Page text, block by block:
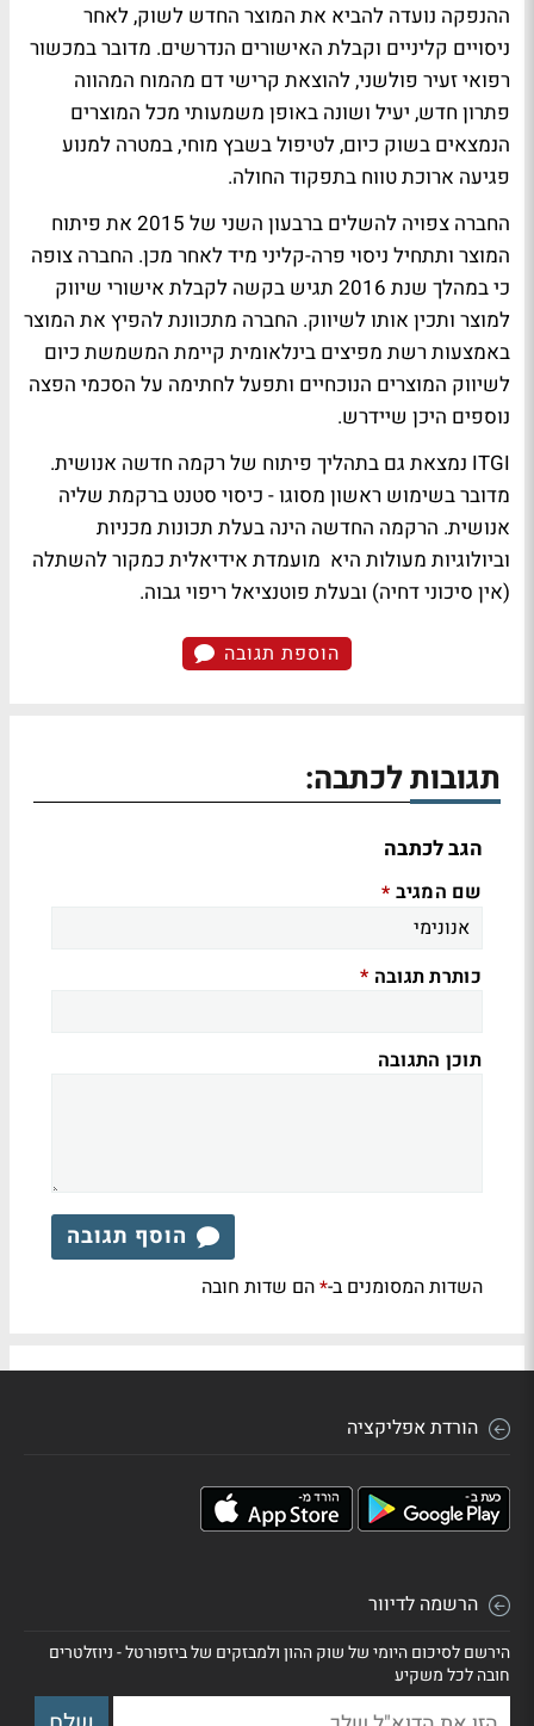
ההנפקה נועדה להביא את המוצר החדש לשוק, לאחר
ניסויים קליניים וקבלת האישורים הנדרשים. מדובר במכשור
רפואי זעיר פולשני, להוצאת קרישי דם מהמוח המהווה
פתרון חדש, יעיל ושונה באופן משמעותי מכל המוצרים
הנמצאים בשוק כיום, לטיפול בשבץ מוחי, במטרה למנוע
פגיעה ארוכת טווח בתפקוד החולה.
החברה צפויה להשלים ברבעון השני של 2015 את פיתוח
המוצר ותתחיל ניסוי פרה-קליני מיד לאחר מכן. החברה צופה
כי במהלך שנת 2016 תגיש בקשה לקבלת אישורי שיווק
למוצר ותכין אותו לשיווק. החברה מתכוונת להפיץ את המוצר
באמצעות רשת מפיצים בינלאומית קיימת המשמשת כיום
לשיווק המוצרים הנוכחיים ותפעל לחתימה על הסכמי הפצה
נוספים היכן שיידרש.
ITGI נמצאת גם בתהליך פיתוח של רקמה חדשה אנושית.
מדובר בשימוש ראשון מסוגו - כיסוי סטנט ברקמת שליה
אנושית. הרקמה החדשה הינה בעלת תכונות מכניות
וביולוגיות מעולות היא מועמדת אידיאלית כמקור להשתלה
(אין סיכוני דחיה) ובעלת פוטנציאל ריפוי גבוה.
הוספת תגובה
תגובות לכתבה:
הגב לכתבה
שם המגיב *
כותרת תגובה *
תוכן התגובה
הוסף תגובה
השדות המסומנים ב-*הם שדות חובה
הורדת אפליקציה
הרשמה לדיוור
הירשם לסיכום היומי של שוק ההון ולמבזקים של ביזפורטל - ניוזלטרים
חובה לכל משקיע